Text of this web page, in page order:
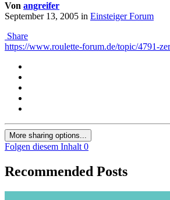
Von angreifer
September 13, 2005 in Einsteiger Forum
Share
https://www.roulette-forum.de/topic/4791-
More sharing options...
Folgen diesem Inhalt 0
Recommended Posts